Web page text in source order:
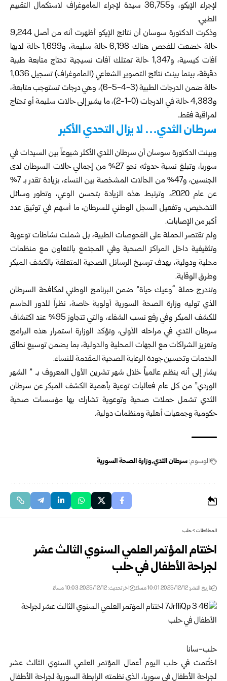
لإجراء الإيكو، و36,755 سيدة لإجراء الماموغراف لاستكمال التقييم
الطبي.
وذكرت الدكتورة سوسان أن نتائج الإيكو أظهرت أنه من أصل 9,244
حالة خضعت للفحص هناك 6,198 حالة سليمة، و1,699 حالة لديها
آفات كيسية، و1,347 حالة تمتلك آفات نسيجية تحتاج متابعة طبية
دقيقة، بينما بينت نتائج التصوير الشعاعي (الماموغراف) تسجيل 1,036
حالة ضمن الدرجات الطبية (3-4-5-6)، وهي درجات تستوجب متابعة،
و4,383 حالة في الدرجات (0-1-2)، ما يشير إلى حالات سليمة أو تحتاج
لمراقبة فقط.
سرطان الثدي… لا يزال التحدي الأكبر
وبينت الدكتورة سوسان أن سرطان الثدي الأكثر شيوعاً بين السيدات في
سوريا، وتبلغ نسبة حدوثه نحو 27% من إجمالي حالات السرطان لدى
الجنسين، و47% من الحالات المشخصة بين النساء، بزيادة تقدر بـ 7%
عن عام 2020، وترتبط هذه الزيادة بتحسن الوعي، وتطور وسائل
التشخيص، وتفعيل السجل الوطني للسرطان، ما أسهم في توثيق عدد
أكبر من الإصابات.
ولم تقتصر الحملة على الفحوصات الطبية، بل شملت نشاطات توعوية
وتثقيفية داخل المراكز الصحية وفي المجتمع بالتعاون مع منظمات
محلية ودولية، بهدف ترسيخ الرسائل الصحية المتعلقة بالكشف المبكر
وطرق الوقاية.
وتندرج حملة “وعيك حياة” ضمن البرنامج الوطني لمكافحة السرطان
الذي توليه وزارة الصحة السورية أولوية خاصة، نظراً للدور الحاسم
للكشف المبكر وفي رفع نسب الشفاء، والتي تتجاوز 95% عند اكتشاف
سرطان الثدي في مراحله الأولى، وتؤكد الوزارة استمرار هذه البرامج
وتعزيز الشراكات مع الجهات المحلية والدولية، بما يضمن توسيع نطاق
الخدمات وتحسين جودة الرعاية الصحية المقدمة للنساء.
يشار إلى أنه ينظم عالمياً خلال شهر تشرين الأول المعروف بـ ” الشهر
الوردي” من كل عام فعاليات توعية بأهمية الكشف المبكر عن سرطان
الثدي تشمل حملات صحية وتوعوية تشارك بها مؤسسات صحية
حكومية وجمعيات أهلية ومنظمات دولية.
الوسوم:سرطان الثدي وزارة الصحة السورية
المحافظات>حلب
اختتام المؤتمر العلمي السنوي الثالث عشر
لجراحة الأطفال في حلب
تاريخ النشر: 2025/12/12 10:01 مساءً اخر تحديث: 2025/12/12 10:03 مساءً
حلب-سانا
اختُتمت في حلب اليوم أعمال المؤتمر العلمي السنوي الثالث عشر
لجراحة الأطفال في سوريا، الذي نظمته الرابطة السورية لجراحة الأطفال